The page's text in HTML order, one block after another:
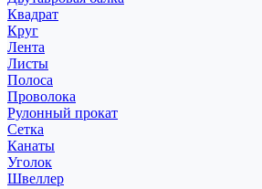
Квадрат
Круг
Лента
Листы
Полоса
Проволока
Рулонный прокат
Сетка
Канаты
Уголок
Швеллер